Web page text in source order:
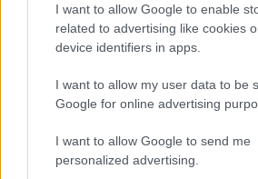
I want to allow Google to enable
related to advertising like cookies
device identifiers in apps.
I want to allow my user data to be
Google for online advertising
I want to allow Google to send me
personalized advertising.
A csend is jelent valamit
leállítására. A kommunikáció
támaszkodva abban bíznak, hogy
történteket és egy idő után
figyelmük. A probléma csak az,